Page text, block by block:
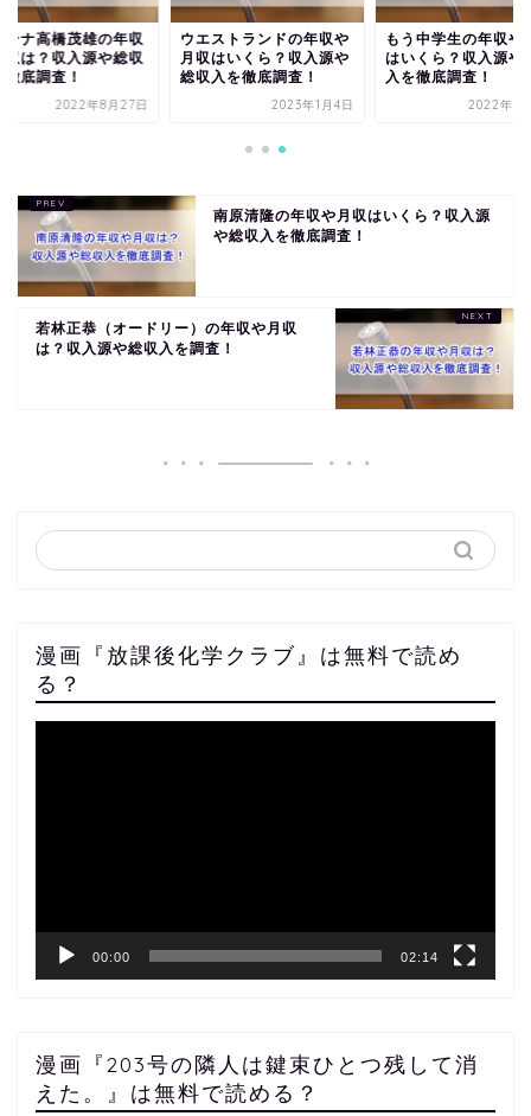
ンナ高橋茂雄の年収
収は？収入源や総収
徹底調査！
2022年8月27日
ウエストランドの年収や
月収はいくら？収入源や
総収入を徹底調査！
2023年1月4日
もう中学生の年収や
はいくら？収入源や
入を徹底調査！
2022年8
南原清隆の年収や月収はいくら？収入源
や総収入を徹底調査！
若林正恭（オードリー）の年収や月収
は？収入源や総収入を調査！
漫画『放課後化学クラブ』は無料で読め
る？
00:00 02:14
漫画『203号の隣人は鍵束ひとつ残して消
えた。』は無料で読める？